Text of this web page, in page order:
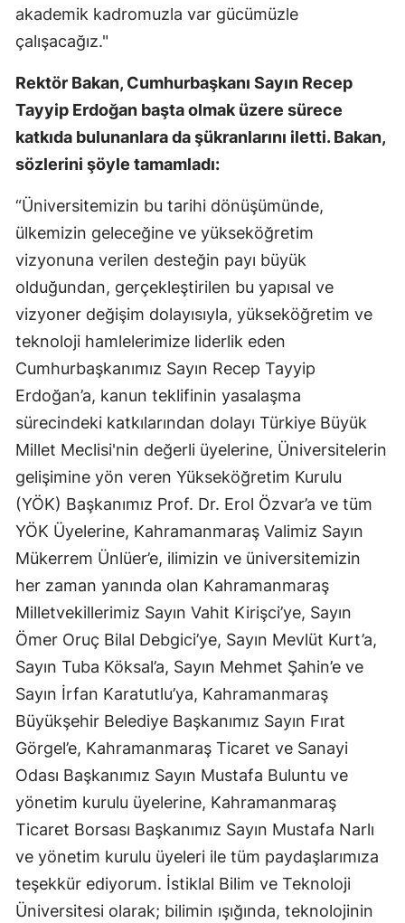
akademik kadromuzla var gücümüzle
çalışacağız."
Rektör Bakan, Cumhurbaşkanı Sayın Recep
Tayyip Erdoğan başta olmak üzere sürece
katkıda bulunanlara da şükranlarını iletti. Bakan,
sözlerini şöyle tamamladı:
“Üniversitemizin bu tarihi dönüşümünde,
ülkemizin geleceğine ve yükseköğretim
vizyonuna verilen desteğin payı büyük
olduğundan, gerçekleştirilen bu yapısal ve
vizyoner değişim dolayısıyla, yükseköğretim ve
teknoloji hamlelerimize liderlik eden
Cumhurbaşkanımız Sayın Recep Tayyip
Erdoğan’a, kanun teklifinin yasalaşma
sürecindeki katkılarından dolayı Türkiye Büyük
Millet Meclisi'nin değerli üyelerine, Üniversitelerin
gelişimine yön veren Yükseköğretim Kurulu
(YÖK) Başkanımız Prof. Dr. Erol Özvar’a ve tüm
YÖK Üyelerine, Kahramanmaraş Valimiz Sayın
Mükerrem Ünlüer’e, ilimizin ve üniversitemizin
her zaman yanında olan Kahramanmaraş
Milletvekillerimiz Sayın Vahit Kirişci’ye, Sayın
Ömer Oruç Bilal Debgici’ye, Sayın Mevlüt Kurt’a,
Sayın Tuba Köksal’a, Sayın Mehmet Şahin’e ve
Sayın İrfan Karatutlu’ya, Kahramanmaraş
Büyükşehir Belediye Başkanımız Sayın Fırat
Görgel’e, Kahramanmaraş Ticaret ve Sanayi
Odası Başkanımız Sayın Mustafa Buluntu ve
yönetim kurulu üyelerine, Kahramanmaraş
Ticaret Borsası Başkanımız Sayın Mustafa Narlı
ve yönetim kurulu üyeleri ile tüm paydaşlarımıza
teşekkür ediyorum. İstiklal Bilim ve Teknoloji
Üniversitesi olarak; bilimin ışığında, teknolojinin